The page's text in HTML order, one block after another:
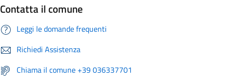
Contatta il comune
Leggi le domande frequenti
Richiedi Assistenza
Chiama il comune +39 036337701